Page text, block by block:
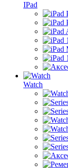
IPad
Watch